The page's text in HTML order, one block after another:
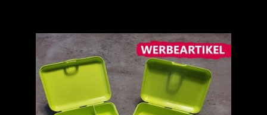
Kontakt